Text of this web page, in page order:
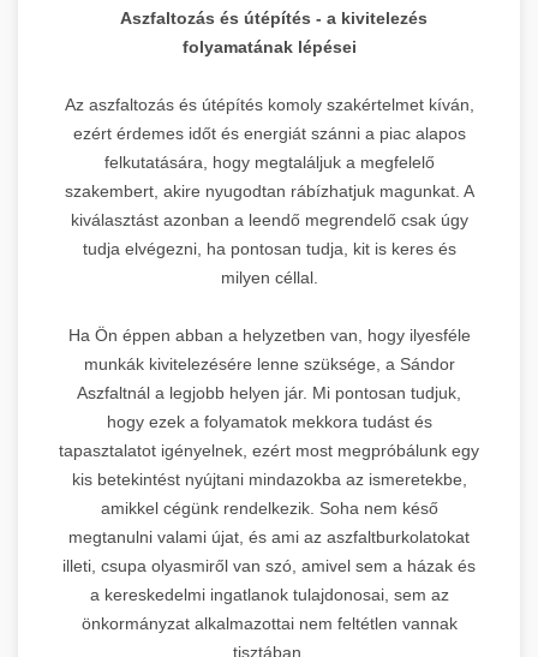
Aszfaltozás és útépítés - a kivitelezés
folyamatának lépései
Az aszfaltozás és útépítés komoly szakértelmet kíván,
ezért érdemes időt és energiát szánni a piac alapos
felkutatására, hogy megtaláljuk a megfelelő
szakembert, akire nyugodtan rábízhatjuk magunkat. A
kiválasztást azonban a leendő megrendelő csak úgy
tudja elvégezni, ha pontosan tudja, kit is keres és
milyen céllal.
Ha Ön éppen abban a helyzetben van, hogy ilyesféle
munkák kivitelezésére lenne szüksége, a Sándor
Aszfaltnál a legjobb helyen jár. Mi pontosan tudjuk,
hogy ezek a folyamatok mekkora tudást és
tapasztalatot igényelnek, ezért most megpróbálunk egy
kis betekintést nyújtani mindazokba az ismeretekbe,
amikkel cégünk rendelkezik. Soha nem késő
megtanulni valami újat, és ami az aszfaltburkolatokat
illeti, csupa olyasmiről van szó, amivel sem a házak és
a kereskedelmi ingatlanok tulajdonosai, sem az
önkormányzat alkalmazottai nem feltétlen vannak
tisztában.